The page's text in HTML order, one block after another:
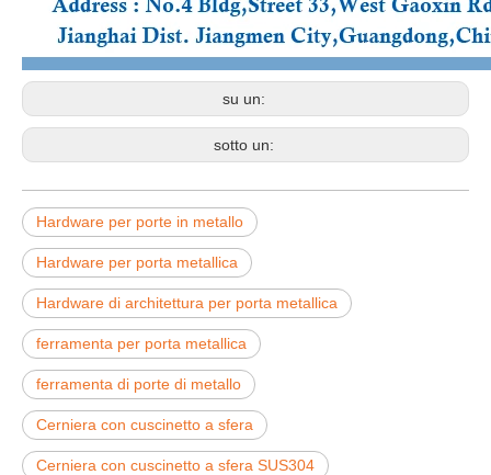
su un:
sotto un:
Hardware per porte in metallo
Hardware per porta metallica
Hardware di architettura per porta metallica
ferramenta per porta metallica
ferramenta di porte di metallo
Cerniera con cuscinetto a sfera
Cerniera con cuscinetto a sfera SUS304